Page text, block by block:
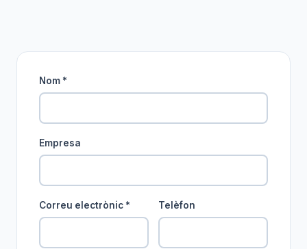
Nom *
Empresa
Correu electrònic * Telèfon